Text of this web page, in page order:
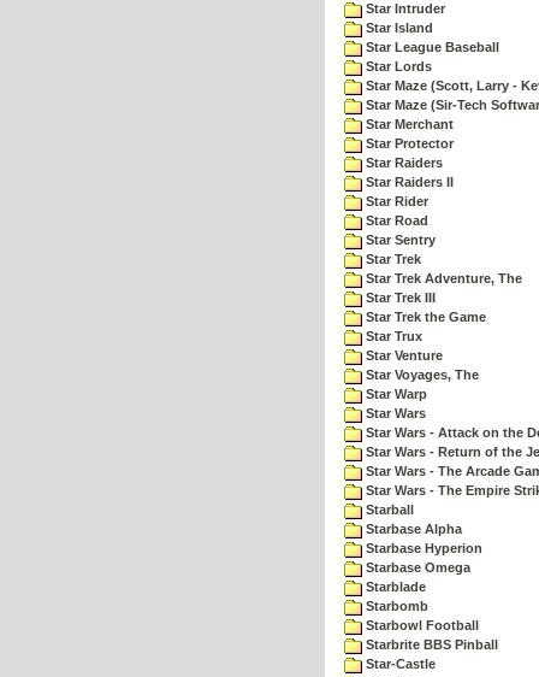
Star Intruder
Star Island
Star League Baseball
Star Lords
Star Maze (Scott, Larry -
Star Maze (Sir-Tech
Star Merchant
Star Protector
Star Raiders
Star Raiders II
Star Rider
Star Road
Star Sentry
Star Trek
Star Trek Adventure, The
Star Trek III
Star Trek the Game
Star Trux
Star Venture
Star Voyages, The
Star Warp
Star Wars
Star Wars - Attack on the
Star Wars - Return of the
Star Wars - The Arcade
Star Wars - The Empire
Starball
Starbase Alpha
Starbase Hyperion
Starbase Omega
Starblade
Starbomb
Starbowl Football
Starbrite BBS Pinball
Star-Castle